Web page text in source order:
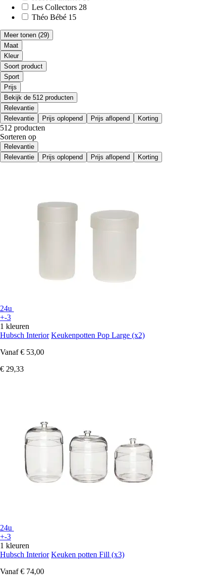
Les Collectors 28
Théo Bébé 15
Meer tonen (29)
Maat
Kleur
Soort product
Sport
Prijs
Bekijk de 512 producten
Relevantie
Relevantie
Prijs oplopend Prijs aflopend Korting
512 producten
Sorteren op
Relevantie
Relevantie
Prijs oplopend Prijs aflopend Korting
24u
+-3
1 kleuren
Hubsch Interior Keukenpotten Pop Large (x2)
Vanaf € 53,00
€ 29,33
24u
+-3
1 kleuren
Hubsch Interior Keuken potten Fill (x3)
Vanaf € 74,00